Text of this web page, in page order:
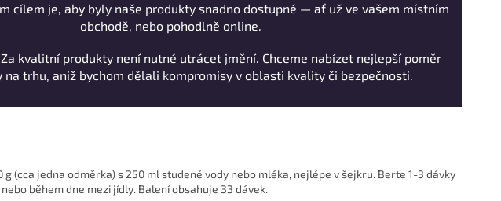
cílem je, aby byly naše produkty snadno dostupné — ať už ve vašem místním
obchodě, nebo pohodlně online.
kvalitní produkty není nutné utrácet jmění. Chceme nabízet nejlepší poměr
na trhu, aniž bychom dělali kompromisy v oblasti kvality či bezpečnosti.
g (cca jedna odměrka) s 250 ml studené vody nebo mléka, nejlépe v šejkru. Berte 1-3 dávky
během dne mezi jídly. Balení obsahuje 33 dávek.